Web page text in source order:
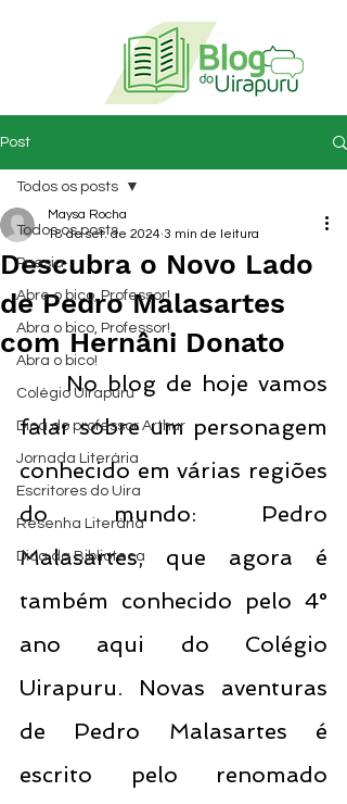
Post
Todos os posts
Poesia
Abre o bico, Professor!
Abra o bico, Professor!
Abra o bico!
Colégio Uirapuru
Dica do professor Arthur
Jornada Literária
Escritores do Uira
Resenha Literária
Dica da Biblioteca
Todos os posts
Descubra o Novo Lado
de Pedro Malasartes
com Hernâni Donato
Maysa Rocha
18 de set. de 2024 3 min de leitura
	No blog de hoje vamos
falar sobre um personagem
conhecido em várias regiões
do mundo: Pedro
Malasartes, que agora é
também conhecido pelo 4°
ano aqui do Colégio
Uirapuru. Novas aventuras
de Pedro Malasartes é
escrito pelo renomado